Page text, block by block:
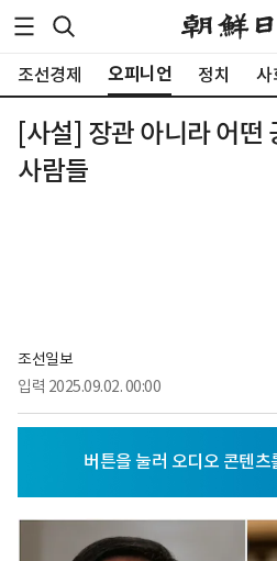
조선경제 오피니언 정치 사
[사설] 장관 아니라 어떤
사람들
조선일보
입력 2025.09.02. 00:00